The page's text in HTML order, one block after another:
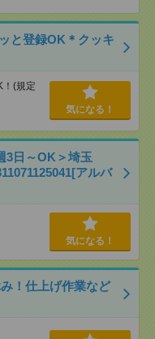
と登録OK＊クッキ
(規定
気になる！
3日～OK＞埼玉
アルバ
気になる！
！仕上げ作業など